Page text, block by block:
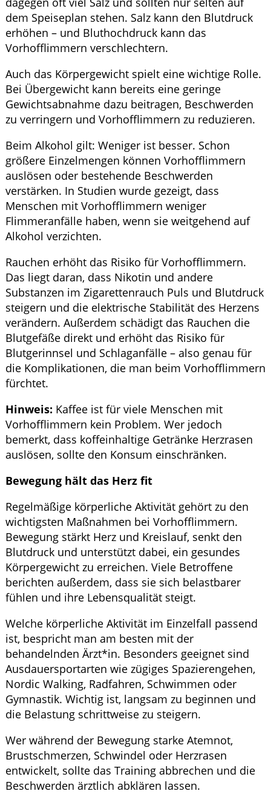
dem Speiseplan stehen. Salz kann den Blutdruck
erhöhen – und Bluthochdruck kann das
Vorhofflimmern verschlechtern.
Auch das Körpergewicht spielt eine wichtige Rolle.
Bei Übergewicht kann bereits eine geringe
Gewichtsabnahme dazu beitragen, Beschwerden
zu verringern und Vorhofflimmern zu reduzieren.
Beim Alkohol gilt: Weniger ist besser. Schon
größere Einzelmengen können Vorhofflimmern
auslösen oder bestehende Beschwerden
verstärken. In Studien wurde gezeigt, dass
Menschen mit Vorhofflimmern weniger
Flimmeranfälle haben, wenn sie weitgehend auf
Alkohol verzichten.
Rauchen erhöht das Risiko für Vorhofflimmern.
Das liegt daran, dass Nikotin und andere
Substanzen im Zigarettenrauch Puls und Blutdruck
steigern und die elektrische Stabilität des Herzens
verändern. Außerdem schädigt das Rauchen die
Blutgefäße direkt und erhöht das Risiko für
Blutgerinnsel und Schlaganfälle – also genau für
die Komplikationen, die man beim Vorhofflimmern
fürchtet.
Hinweis: Kaffee ist für viele Menschen mit
Vorhofflimmern kein Problem. Wer jedoch
bemerkt, dass koffeinhaltige Getränke Herzrasen
auslösen, sollte den Konsum einschränken.
Bewegung hält das Herz fit
Regelmäßige körperliche Aktivität gehört zu den
wichtigsten Maßnahmen bei Vorhofflimmern.
Bewegung stärkt Herz und Kreislauf, senkt den
Blutdruck und unterstützt dabei, ein gesundes
Körpergewicht zu erreichen. Viele Betroffene
berichten außerdem, dass sie sich belastbarer
fühlen und ihre Lebensqualität steigt.
Welche körperliche Aktivität im Einzelfall passend
ist, bespricht man am besten mit der
behandelnden Ärzt*in. Besonders geeignet sind
Ausdauersportarten wie zügiges Spazierengehen,
Nordic Walking, Radfahren, Schwimmen oder
Gymnastik. Wichtig ist, langsam zu beginnen und
die Belastung schrittweise zu steigern.
Wer während der Bewegung starke Atemnot,
Brustschmerzen, Schwindel oder Herzrasen
entwickelt, sollte das Training abbrechen und die
Beschwerden ärztlich abklären lassen.